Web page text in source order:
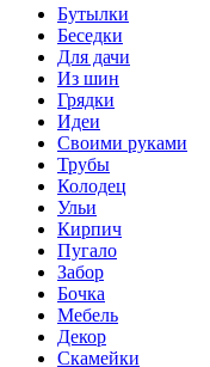
Бутылки
Беседки
Для дачи
Из шин
Грядки
Идеи
Своими руками
Трубы
Колодец
Ульи
Кирпич
Пугало
Забор
Бочка
Мебель
Декор
Скамейки